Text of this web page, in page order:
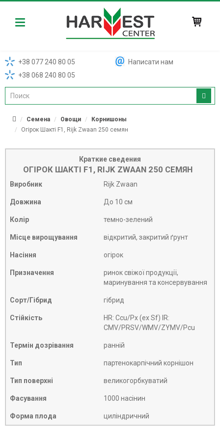
Harvest
+38 077 240 80 05
+38 068 240 80 05
Написати нам
Семена Овощи
Корнишоны
Огірок Шакті F1, Rijk Zwaan 250 семян
Краткие сведения
ОГІРОК ШАКТІ F1, RIJK ZWAAN 250 СЕМЯН
Виробник Rijk Zwaan
Довжина До 10 см
Колір темно-зелений
Місце вирощування відкритий, закритий ґрунт
Насіння огірок
Призначення
ринок свіжої продукції,
маринування та консервування
Сорт/Гібрид гібрид
Стійкість
HR: Ccu/Px (ex Sf) IR:
CMV/PRSV/WMV/ZYMV/Pcu
Термін дозрівання ранній
Тип партенокарпічний корнішон
Тип поверхні великогорбкуватий
Фасування 1000 насінин
Форма плода циліндричний